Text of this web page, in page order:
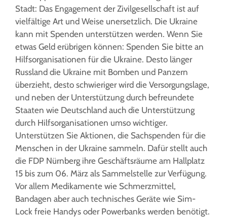
Stadt: Das Engagement der Zivilgesellschaft ist auf
vielfältige Art und Weise unersetzlich. Die Ukraine
kann mit Spenden unterstützen werden. Wenn Sie
etwas Geld erübrigen können: Spenden Sie bitte an
Hilfsorganisationen für die Ukraine. Desto länger
Russland die Ukraine mit Bomben und Panzern
überzieht, desto schwieriger wird die Versorgungslage,
und neben der Unterstützung durch befreundete
Staaten wie Deutschland auch die Unterstützung
durch Hilfsorganisationen umso wichtiger.
Unterstützen Sie Aktionen, die Sachspenden für die
Menschen in der Ukraine sammeln. Dafür stellt auch
die FDP Nürnberg ihre Geschäftsräume am Hallplatz
15 bis zum 06. März als Sammelstelle zur Verfügung.
Vor allem Medikamente wie Schmerzmittel,
Bandagen aber auch technisches Geräte wie Sim-
Lock freie Handys oder Powerbanks werden benötigt.